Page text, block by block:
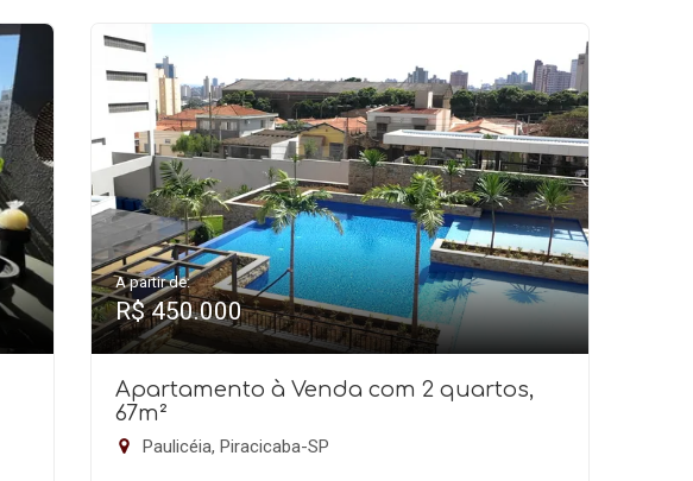
A partir de:
R$ 450.000
Apartamento à Venda com 2 quartos,
67m²
Paulicéia, Piracicaba-SP